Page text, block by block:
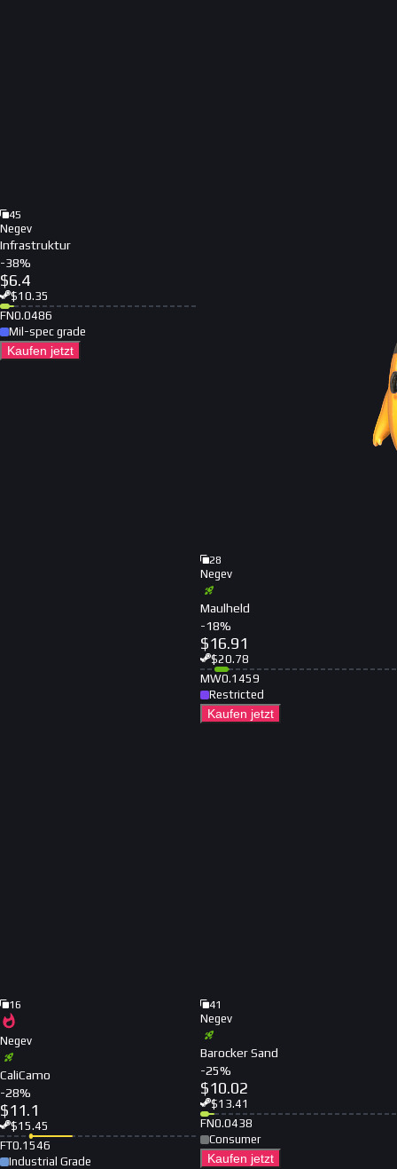
45
Negev
Infrastruktur
-38%
$6.4
$10.35
FN0.0486
Mil-spec grade
Kaufen jetzt
28
Negev
Maulheld
-18%
$16.91
$20.78
MW0.1459
Restricted
Kaufen jetzt
16
Negev
CaliCamo
-28%
$11.1
$15.45
FT0.1546
Industrial Grade
41
Negev
Barocker Sand
-25%
$10.02
$13.41
FN0.0438
Consumer
Kaufen jetzt